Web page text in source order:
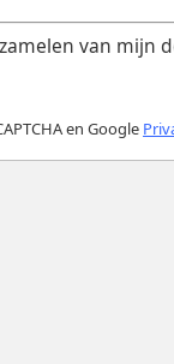
van mijn
en Google